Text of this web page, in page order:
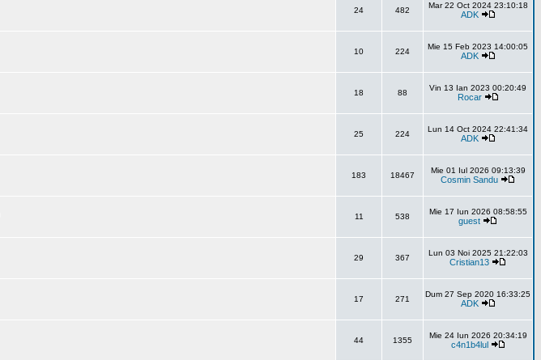
24 482
Mar 22 Oct 2024 23:10:18
ADK
10 224
Mie 15 Feb 2023 14:00:05
ADK
18 88
Vin 13 Ian 2023 00:20:49
Rocar
25 224
Lun 14 Oct 2024 22:41:34
ADK
183 18467
Mie 01 Iul 2026 09:13:39
Cosmin Sandu
11 538
Mie 17 Iun 2026 08:58:55
guest
29 367
Lun 03 Noi 2025 21:22:03
Cristian13
17 271
Dum 27 Sep 2020 16:33:25
ADK
44 1355
Mie 24 Iun 2026 20:34:19
c4n1b4lul